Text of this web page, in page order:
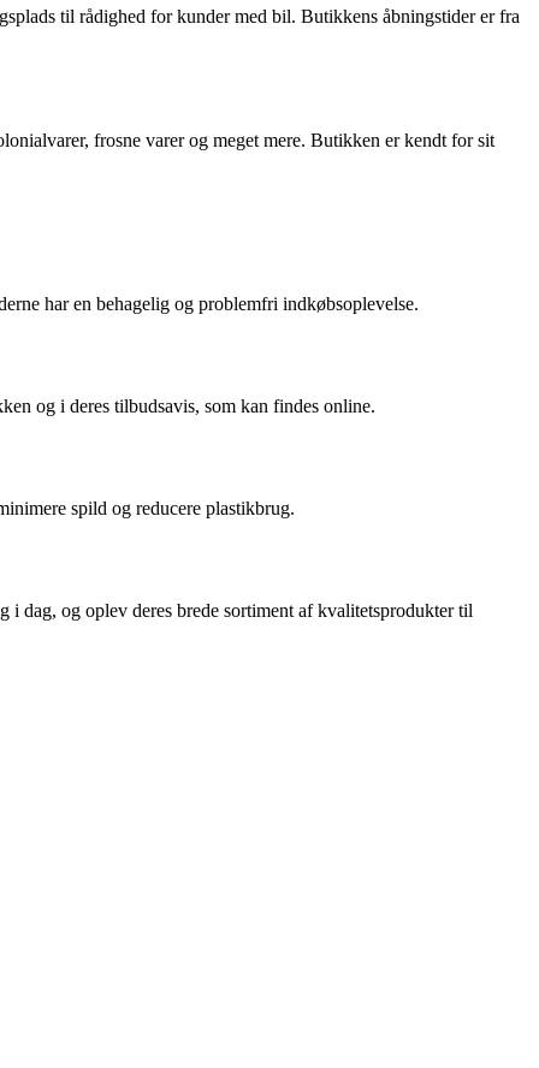
til rådighed for kunder med bil. Butikkens åbningstider er fra
frosne varer og meget mere. Butikken er kendt for sit
har en behagelig og problemfri indkøbsoplevelse.
og i deres tilbudsavis, som kan findes online.
spild og reducere plastikbrug.
dag, og oplev deres brede sortiment af kvalitetsprodukter til